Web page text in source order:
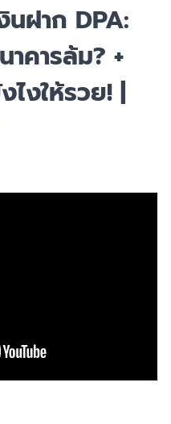
ฝาก DPA:
าคารล้ม? +
ไงให้รวย! |